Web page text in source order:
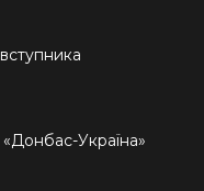
«Донбас-Україна»